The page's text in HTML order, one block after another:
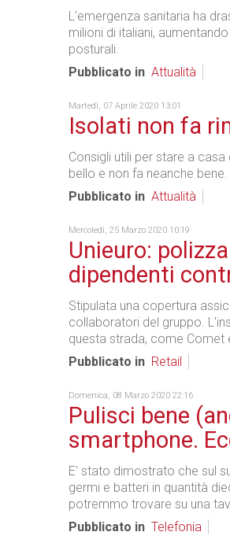
L’emergenza sanitaria ha
milioni di italiani,
posturali.
Pubblicato in Attualità
Martedì, 07 Aprile 2020 13:01
Isolati non fa
Consigli utili per stare a
bello e non fa neanche bene.
Pubblicato in Attualità
Mercoledì, 25 Marzo 2020 10:19
Unieuro:
dipendenti
Stipulata una copertura
collaboratori del gruppo.
questa strada, come Comet
Pubblicato in Retail
Domenica, 08 Marzo 2020 22:16
Pulisci bene
smartphone.
E' stato dimostrato che sul
germi e batteri in quantità
potremmo trovare su una
Pubblicato in Telefonia